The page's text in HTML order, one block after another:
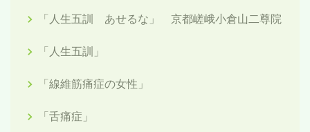
「人生五訓 あせるな」 京都嵯峨小倉山二尊院
「人生五訓」
「線維筋痛症の女性」
「舌痛症」